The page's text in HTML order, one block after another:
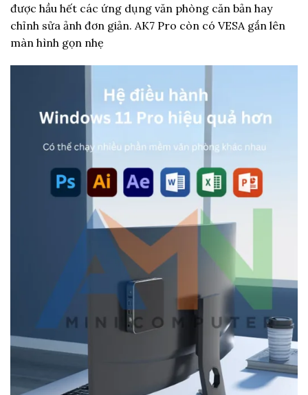
được hầu hết các ứng dụng văn phòng căn bản hay
chỉnh sửa ảnh đơn giản. AK7 Pro còn có VESA gắn lên
màn hình gọn nhẹ